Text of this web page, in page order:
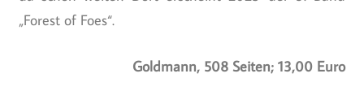
„Forest of Foes“.
Goldmann, 508 Seiten; 13,00 Euro